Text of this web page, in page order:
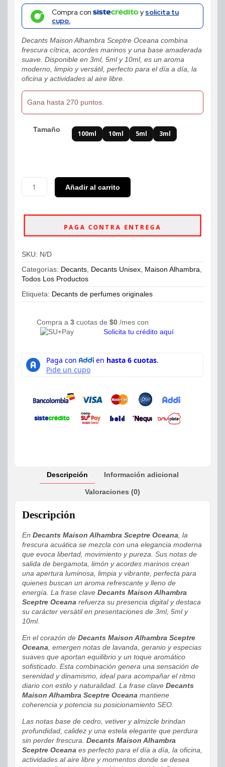
range:
$22,300
through
$270,000
Compra con y solicita tu
cupo.
Decants Maison Alhambra Sceptre Oceana combina
frescura cítrica, acordes marinos y una base amaderada
suave. Disponible en 3ml, 5ml y 10ml, es un aroma
moderno, limpio y versátil, perfecto para el día a día, la
oficina y actividades al aire libre.
Gana hasta 270 puntos.
Tamaño 100ml 10ml 5ml 3ml
Maison
Unisex
Añadir al carrito
PAGA CONTRA ENTREGA
SKU: N/D
Categorías: Decants, Decants Unisex, Maison Alhambra,
Todos Los Productos
Etiqueta: Decants de perfumes originales
Compra a 3 cuotas de $0 /mes con
Solicita tu crédito aquí
Descripción Información adicional
Valoraciones (0)
Descripción
En Decants Maison Alhambra Sceptre Oceana, la
frescura acuática se mezcla con una elegancia moderna
que evoca libertad, movimiento y pureza. Sus notas de
salida de bergamota, limón y acordes marinos crean
una apertura luminosa, limpia y vibrante, perfecta para
quienes buscan un aroma refrescante y lleno de
energía. La frase clave Decants Maison Alhambra
Sceptre Oceana refuerza su presencia digital y destaca
su carácter versátil en presentaciones de 3ml, 5ml y
10ml.
En el corazón de Decants Maison Alhambra Sceptre
Oceana, emergen notas de lavanda, geranio y especias
suaves que aportan equilibrio y un toque aromático
sofisticado. Esta combinación genera una sensación de
serenidad y dinamismo, ideal para acompañar el ritmo
diario con estilo y naturalidad. La frase clave Decants
Maison Alhambra Sceptre Oceana mantiene
coherencia y potencia su posicionamiento SEO.
Las notas base de cedro, vetiver y almizcle brindan
profundidad, calidez y una estela elegante que perdura
sin perder frescura. Decants Maison Alhambra
Sceptre Oceana es perfecto para el día a día, la oficina,
actividades al aire libre y momentos donde se desea